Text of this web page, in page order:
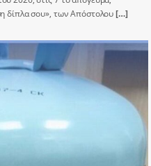
δίπλα σου», των Απόστολου[…]